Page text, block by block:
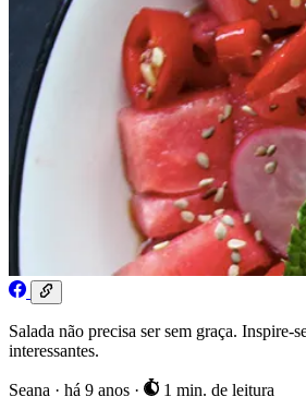
Salada não precisa ser sem graça. Inspire-
interessantes.
Seana · há 9 anos · 1 min. de leitura